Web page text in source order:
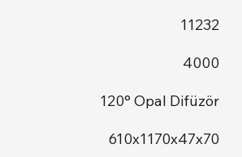
11232
4000
120° Opal Difüzör
610x1170x47x70